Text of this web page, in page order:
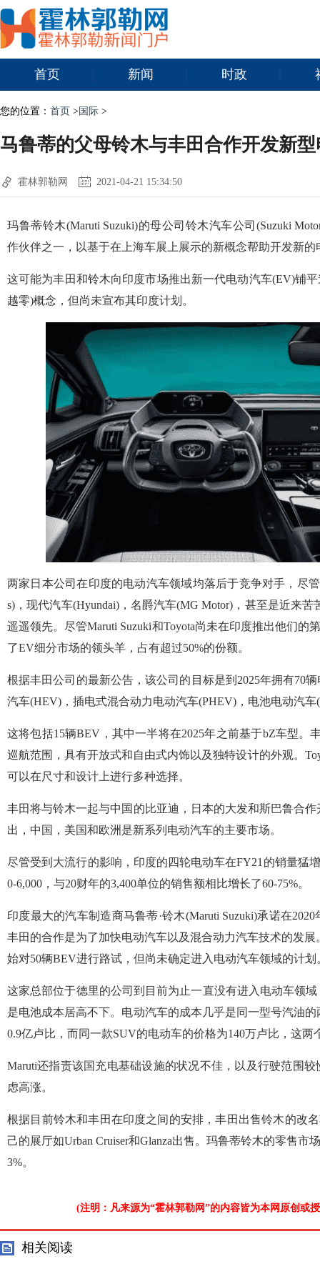
首页 新闻 时政
您的位置： 首页 > 国际 >
马鲁蒂的父母铃木与丰田合作开发新
霍林郭勒网 2021-04-21 15:34:50
玛鲁蒂铃木(Maruti Suzuki)的母公司铃木汽车公司(Suzuki
作伙伴之一，以基于在上海车展上展示的新概念帮助开发新的
这可能为丰田和铃木向印度市场推出新一代电动汽车(EV)铺
越零)概念，但尚未宣布其印度计划。
两家日本公司在印度的电动汽车领域均落后于竞争对手，尽
s)，现代汽车(Hyundai)，名爵汽车(MG Motor)，甚至是近来苦
遥遥领先。尽管Maruti Suzuki和Toyota尚未在印度推出他们的
了EV细分市场的领头羊，占有超过50%的份额。
根据丰田公司的最新公告，该公司的目标是到2025年拥有70
汽车(HEV)，插电式混合动力电动汽车(PHEV)，电池电动汽
这将包括15辆BEV，其中一半将在2025年之前基于bZ车型。
巡航范围，具有开放式和自由式内饰以及独特设计的外观。
可以在尺寸和设计上进行多种选择。
丰田将与铃木一起与中国的比亚迪，日本的大发和斯巴鲁合
出，中国，美国和欧洲是新系列电动汽车的主要市场。
尽管受到大流行的影响，印度的四轮电动车在FY21的销量猛
0-6,000，与20财年的3,400单位的销售额相比增长了60-75%。
印度最大的汽车制造商马鲁蒂·铃木(Maruti Suzuki)承诺在
丰田的合作是为了加快电动汽车以及混合动力汽车技术的发展
始对50辆BEV进行路试，但尚未确定进入电动汽车领域的计划
这家总部位于德里的公司到目前为止一直没有进入电动车领
是电池成本居高不下。电动汽车的成本几乎是同一型号汽油的
0.9亿卢比，而同一款SUV的电动车的价格为140万卢比，这
Maruti还指责该国充电基础设施的状况不佳，以及行驶范围
虑高涨。
根据目前铃木和丰田在印度之间的安排，丰田出售铃木的改名
己的展厅如Urban Cruiser和Glanza出售。玛鲁蒂铃木的零售市
3%。
(注明：凡来源为“霍林郭勒网”的内容皆为本网原创或
相关阅读